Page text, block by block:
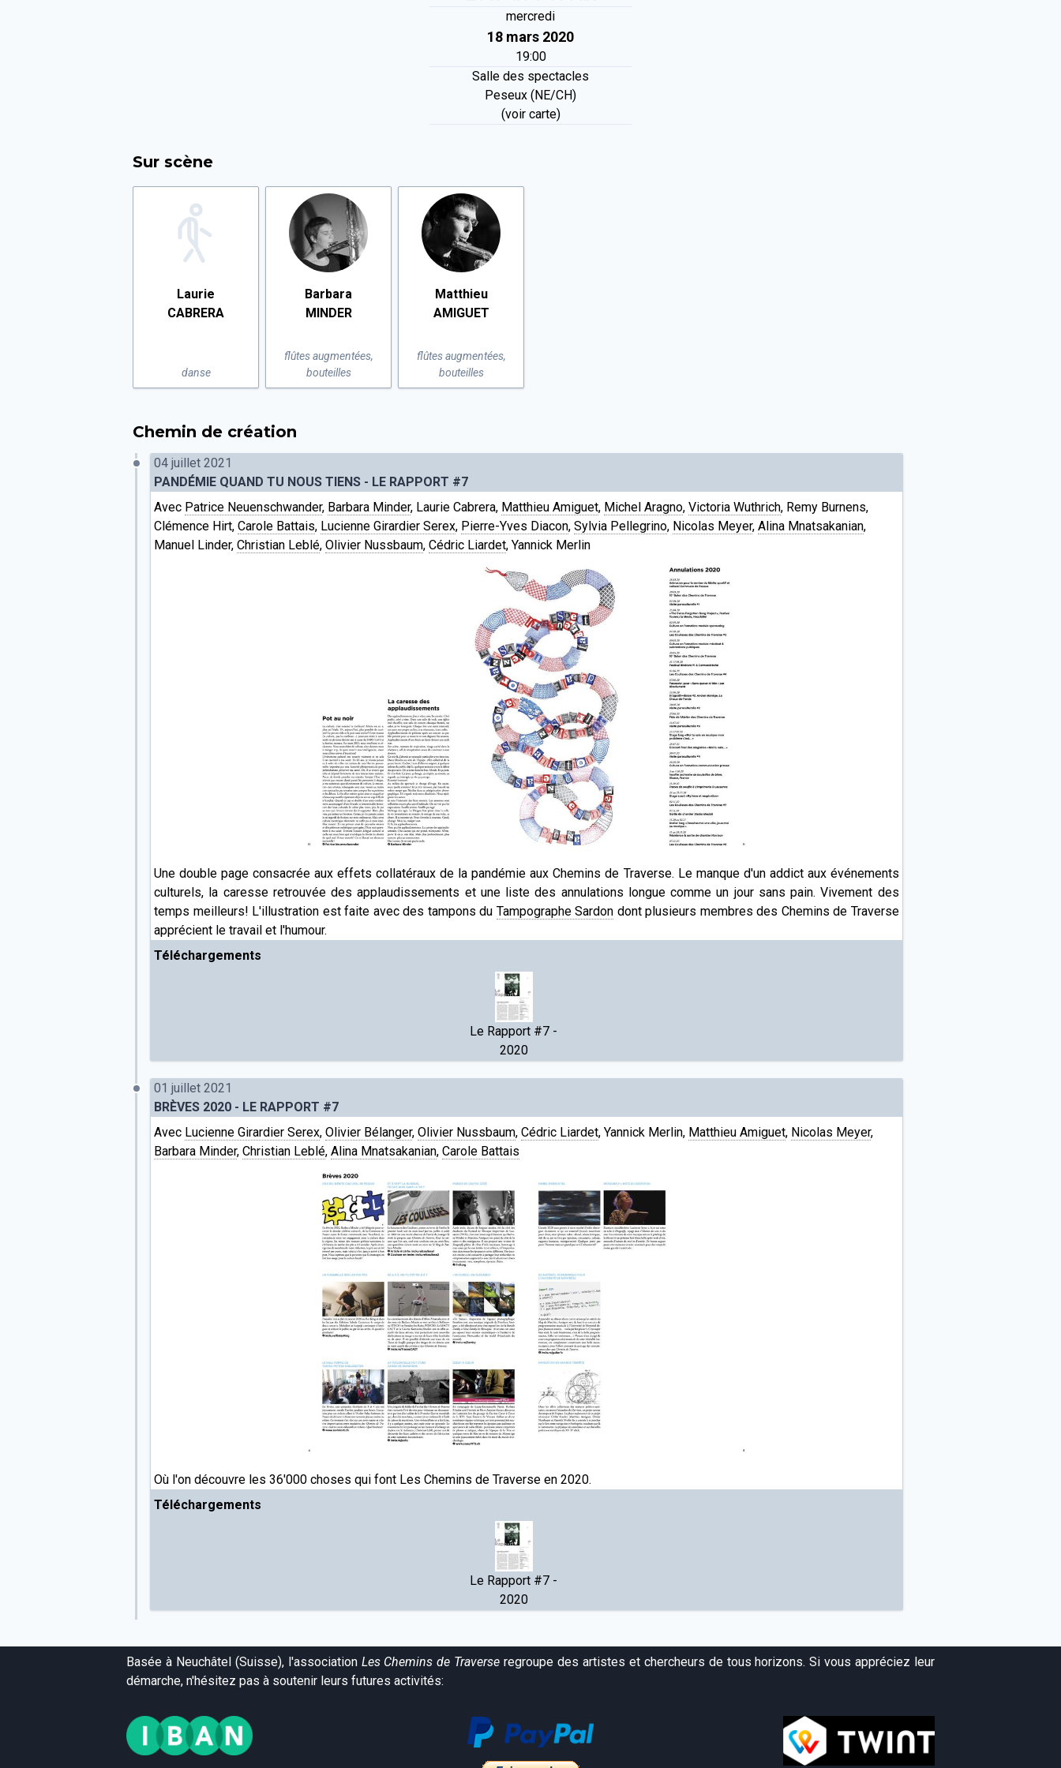
mercredi
18 mars 2020
19:00
Salle des spectacles
Peseux (NE/CH)
(voir carte)
Sur scène
Laurie
CABRERA
danse
Barbara
MINDER
flûtes augmentées,
bouteilles
Matthieu
AMIGUET
flûtes augmentées,
bouteilles
Chemin de création
04 juillet 2021
PANDÉMIE QUAND TU NOUS TIENS - LE RAPPORT #7
Avec Patrice Neuenschwander, Barbara Minder, Laurie Cabrera, Matthieu Amiguet, Michel Aragno, Victoria Wuthrich, Remy Burnens,
Clémence Hirt, Carole Battais, Lucienne Girardier Serex, Pierre-Yves Diacon, Sylvia Pellegrino, Nicolas Meyer, Alina Mnatsakanian,
Manuel Linder, Christian Leblé, Olivier Nussbaum, Cédric Liardet, Yannick Merlin
Une double page consacrée aux effets collatéraux de la pandémie aux Chemins de Traverse. Le manque d'un addict aux événements
culturels, la caresse retrouvée des applaudissements et une liste des annulations longue comme un jour sans pain. Vivement des
temps meilleurs! L'illustration est faite avec des tampons du Tampographe Sardon dont plusieurs membres des Chemins de Traverse
apprécient le travail et l'humour.
Téléchargements
Le Rapport #7 -
2020
01 juillet 2021
BRÈVES 2020 - LE RAPPORT #7
Avec Lucienne Girardier Serex, Olivier Bélanger, Olivier Nussbaum, Cédric Liardet, Yannick Merlin, Matthieu Amiguet, Nicolas Meyer,
Barbara Minder, Christian Leblé, Alina Mnatsakanian, Carole Battais
Où l'on découvre les 36'000 choses qui font Les Chemins de Traverse en 2020.
Téléchargements
Le Rapport #7 -
2020
Basée à Neuchâtel (Suisse), l'association Les Chemins de Traverse regroupe des artistes et chercheurs de tous horizons. Si vous appréciez leur
démarche, n'hésitez pas à soutenir leurs futures activités: